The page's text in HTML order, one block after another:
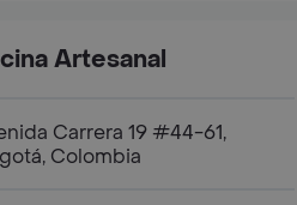
Artesanal
Carrera 19 #44-61,
Colombia